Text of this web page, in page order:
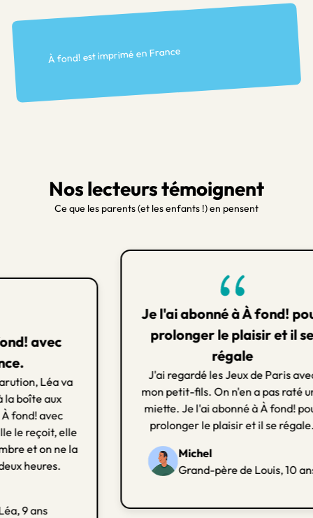
À fond! est imprimé en France
Nos lecteurs témoignent
Ce que les parents (et les enfants !) en pensent
avec
Léa va
aux
avec
reçoit, elle
et on ne la
heures.
9 ans
Je l'ai abonné à À fond! pour
prolonger le plaisir et il se
régale
J'ai regardé les Jeux de Paris avec
mon petit-fils. On n'en a pas raté une
miette. Je l'ai abonné à À fond! pour
prolonger le plaisir et il se régale.
Michel
Grand-père de Louis, 10 ans